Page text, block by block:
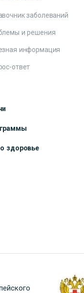
заболеваний
и решения
информация
ответ
о здоровье